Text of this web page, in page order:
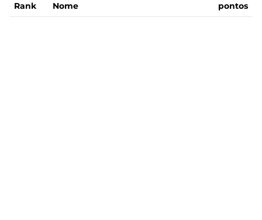
Rank Nome pontos